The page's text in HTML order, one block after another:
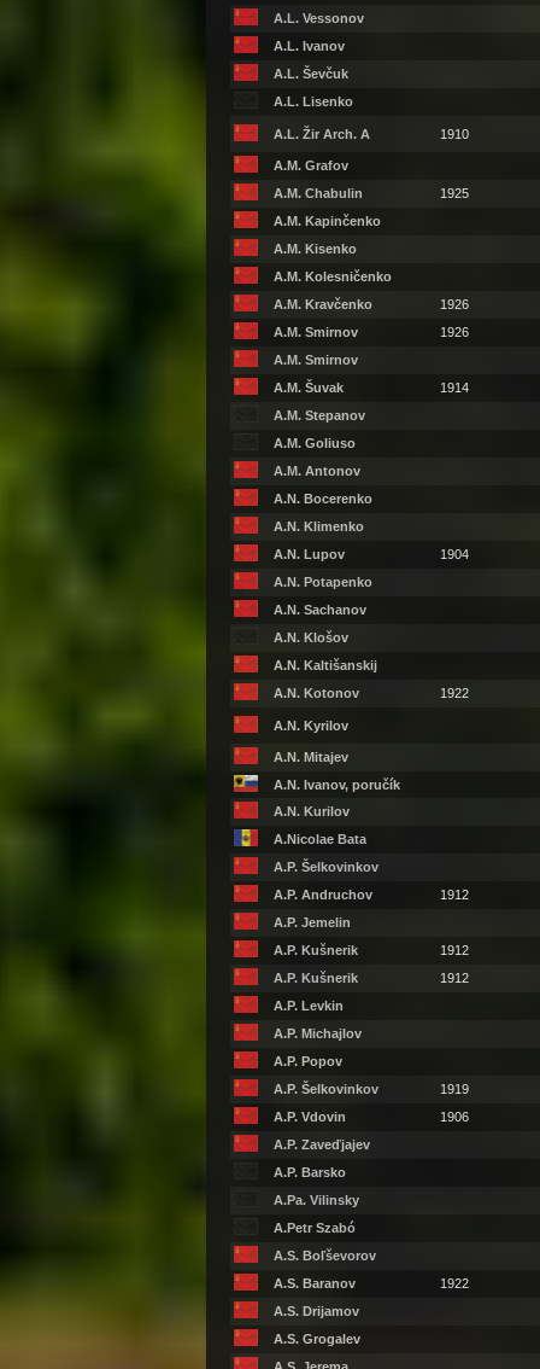
A.L. Vessonov
A.L. Ivanov
A.L. Ševčuk
A.L. Lisenko
A.L. Žir Arch. A 1910
A.M. Grafov
A.M. Chabulin
1925
A.M. Kapinčenko
A.M. Kisenko
A.M. Kolesničenko
A.M. Kravčenko
1926
A.M. Smirnov
1926
A.M. Smirnov
A.M. Šuvak
1914
A.M. Stepanov
A.M. Goliuso
A.M. Antonov
A.N. Bocerenko
A.N. Klimenko
A.N. Lupov
1904
A.N. Potapenko
A.N. Sachanov
A.N. Klošov
A.N. Kaltišanskij
A.N. Kotonov
1922
A.N. Kyrilov
A.N. Mitajev
A.N. Ivanov, poručík
A.N. Kurilov
A.Nicolae Bata
A.P. Šelkovinkov
A.P. Andruchov
1912
A.P. Jemelin
A.P. Kušnerik
1912
A.P. Kušnerik
1912
A.P. Levkin
A.P. Michajlov
A.P. Popov
A.P. Šelkovinkov
1919
A.P. Vdovin
1906
A.P. Zaveďjajev
A.P. Barsko
A.Pa. Vilinsky
A.Petr Szabó
A.S. Boľševorov
A.S. Baranov
1922
A.S. Drijamov
A.S. Grogalev